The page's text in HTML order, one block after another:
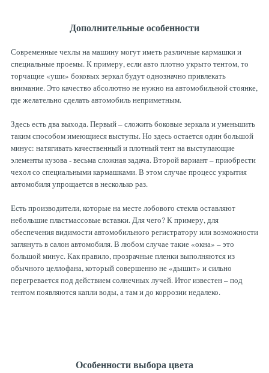
Дополнительные особенности
Современные чехлы на машину могут иметь различные кармашки и
специальные проемы. К примеру, если авто плотно укрыто тентом, то
торчащие «уши» боковых зеркал будут однозначно привлекать
внимание. Это качество абсолютно не нужно на автомобильной стоянке,
где желательно сделать автомобиль неприметным.
Здесь есть два выхода. Первый – сложить боковые зеркала и уменьшить
таким способом имеющиеся выступы. Но здесь остается один большой
минус: натягивать качественный и плотный тент на выступающие
элементы кузова - весьма сложная задача. Второй вариант – приобрести
чехол со специальными кармашками. В этом случае процесс укрытия
автомобиля упрощается в несколько раз.
Есть производители, которые на месте лобового стекла оставляют
небольшие пластмассовые вставки. Для чего? К примеру, для
обеспечения видимости автомобильного регистратору или возможности
заглянуть в салон автомобиля. В любом случае такие «окна» – это
большой минус. Как правило, прозрачные пленки выполняются из
обычного целлофана, который совершенно не «дышит» и сильно
перегревается под действием солнечных лучей. Итог известен – под
тентом появляются капли воды, а там и до коррозии недалеко.
Особенности выбора цвета